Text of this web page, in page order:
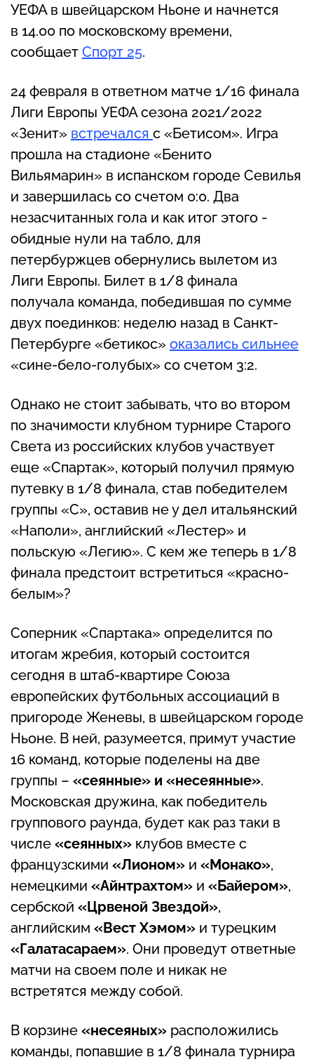
УЕФА в швейцарском Ньоне и начнется
в 14.00 по московскому времени,
сообщает Спорт 25.
24 февраля в ответном матче 1/16 финала
Лиги Европы УЕФА сезона 2021/2022
«Зенит» встречался с «Бетисом». Игра
прошла на стадионе «Бенито
Вильямарин» в испанском городе Севилья
и завершилась со счетом 0:0. Два
незасчитанных гола и как итог этого -
обидные нули на табло, для
петербуржцев обернулись вылетом из
Лиги Европы. Билет в 1/8 финала
получала команда, победившая по сумме
двух поединков: неделю назад в Санкт-
Петербурге «бетикос» оказались сильнее
«сине-бело-голубых» со счетом 3:2.
Однако не стоит забывать, что во втором
по значимости клубном турнире Старого
Света из российских клубов участвует
еще «Спартак», который получил прямую
путевку в 1/8 финала, став победителем
группы «С», оставив не у дел итальянский
«Наполи», английский «Лестер» и
польскую «Легию». С кем же теперь в 1/8
финала предстоит встретиться «красно-
белым»?
Соперник «Спартака» определится по
итогам жребия, который состоится
сегодня в штаб-квартире Союза
европейских футбольных ассоциаций в
пригороде Женевы, в швейцарском городе
Ньоне. В ней, разумеется, примут участие
16 команд, которые поделены на две
группы – «сеянные» и «несеянные».
Московская дружина, как победитель
группового раунда, будет как раз таки в
числе «сеянных» клубов вместе с
французскими «Лионом» и «Монако»,
немецкими «Айнтрахтом» и «Байером»,
сербской «Црвеной Звездой»,
английским «Вест Хэмом» и турецким
«Галатасараем». Они проведут ответные
матчи на своем поле и никак не
встретятся между собой.
В корзине «несеяных» расположились
команды, попавшие в 1/8 финала турнира